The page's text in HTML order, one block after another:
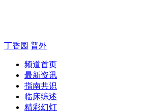
丁香园 普外
频道首页
最新资讯
指南共识
临床综述
精彩幻灯